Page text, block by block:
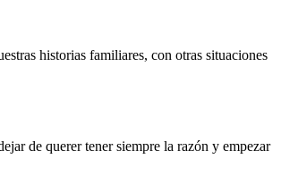
historias familiares, con otras situaciones
de querer tener siempre la razón y empezar